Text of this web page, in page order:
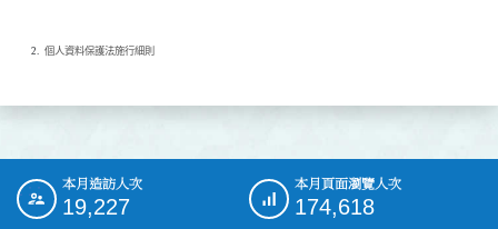
個人資料保護法施行細則
::: 本月造訪人次
19,227
本月頁面瀏覽人次
174,618